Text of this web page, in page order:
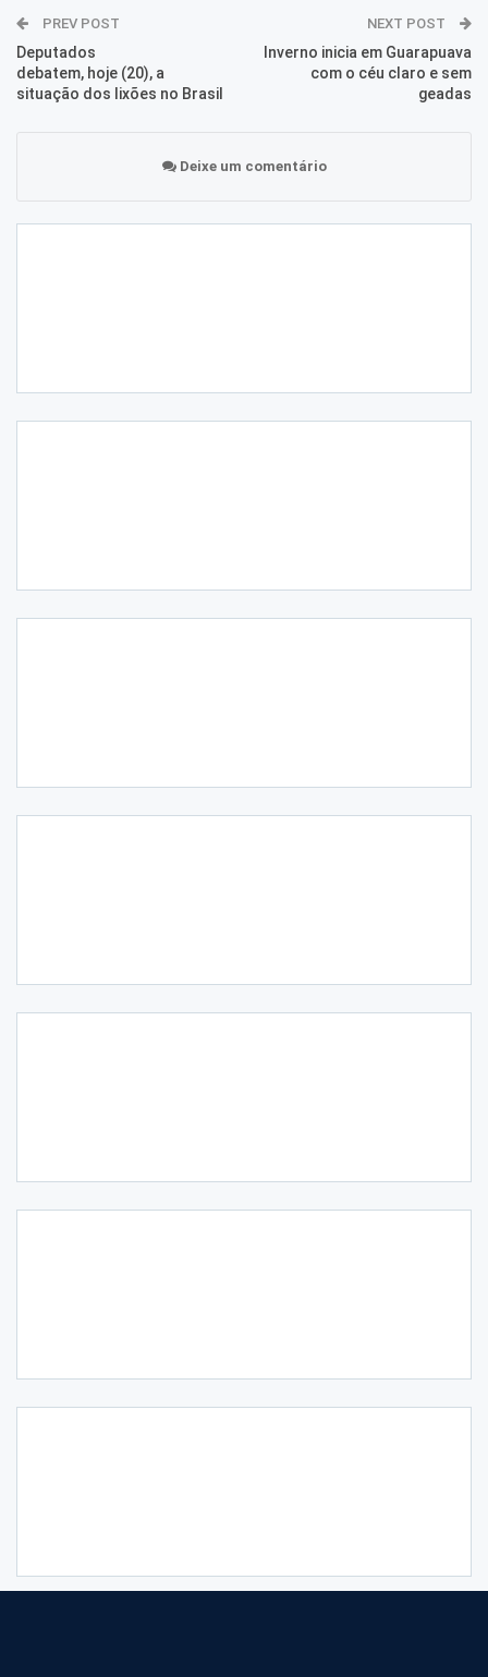
PREV POST
Deputados
debatem, hoje (20), a
situação dos lixões no Brasil
NEXT POST
Inverno inicia em Guarapuava
com o céu claro e sem
geadas
Deixe um comentário